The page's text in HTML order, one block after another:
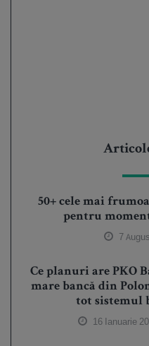
50+ cele mai
pentru
7
Ce planuri are PKO
mare bancă din
tot sistemul
16 Ianuarie